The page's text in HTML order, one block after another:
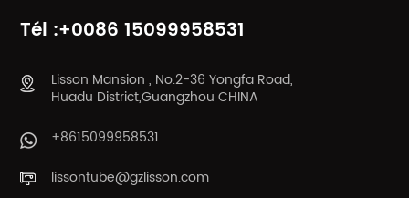
Tél :+0086 15099958531
Lisson Mansion , No.2-36 Yongfa Road,
Huadu District,Guangzhou CHINA
+8615099958531
lissontube@gzlisson.com